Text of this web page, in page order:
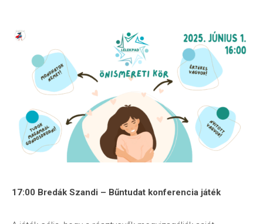
17:00 Bredák Szandi – Bűntudat konferencia játék